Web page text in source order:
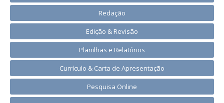
Redação
Edição & Revisão
Planilhas e Relatórios
Currículo & Carta de Apresentação
Pesquisa Online